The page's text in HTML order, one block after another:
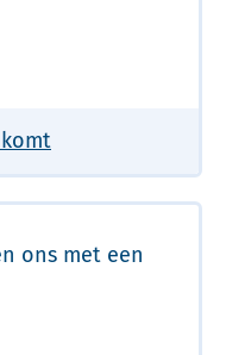
ons met een